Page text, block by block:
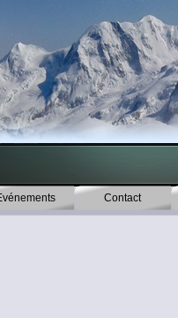
▼ ▼
Contact